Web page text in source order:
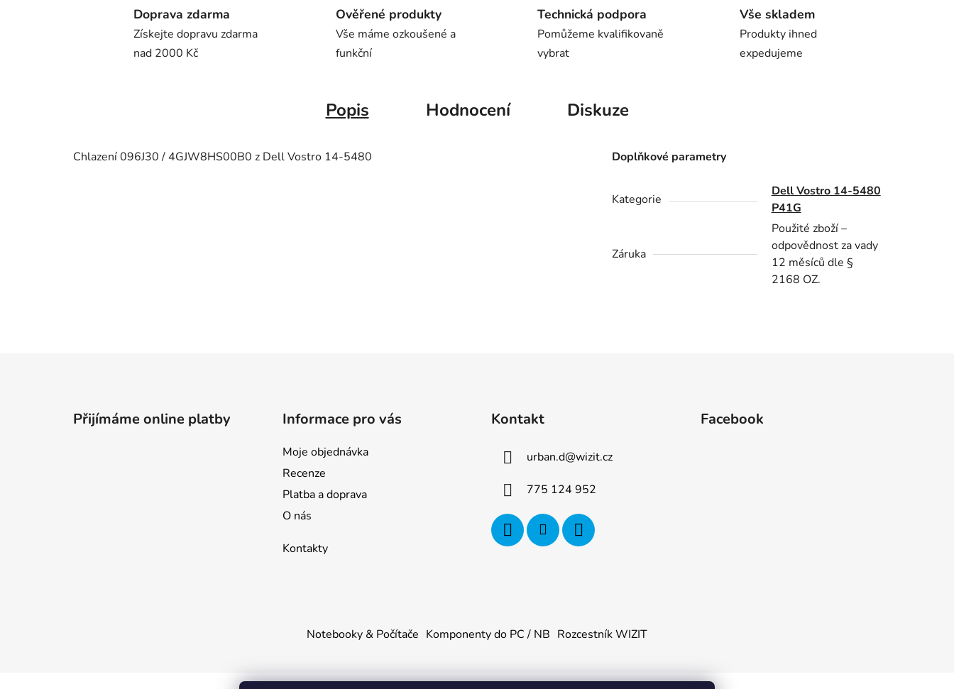
Doprava zdarma
Získejte dopravu zdarma
nad 2000 Kč
Ověřené produkty
Vše máme ozkoušené a
funkční
Technická podpora
Pomůžeme kvalifikovaně
vybrat
Vše skladem
Produkty ihned
expedujeme
Popis Hodnocení Diskuze
Chlazení 096J30 / 4GJW8HS00B0 z Dell Vostro 14-5480 Doplňkové parametry
Kategorie
Dell Vostro 14-5480
P41G
Záruka
Použité zboží –
odpovědnost za vady
12 měsíců dle §
2168 OZ.
Přijímáme online platby Informace pro vás
Moje objednávka
Recenze
Platba a doprava
O nás
Kontakty
Kontakt
urban.d@wizit.cz
775 124 952
Facebook
Notebooky & Počítače Komponenty do PC / NB Rozcestník WIZIT